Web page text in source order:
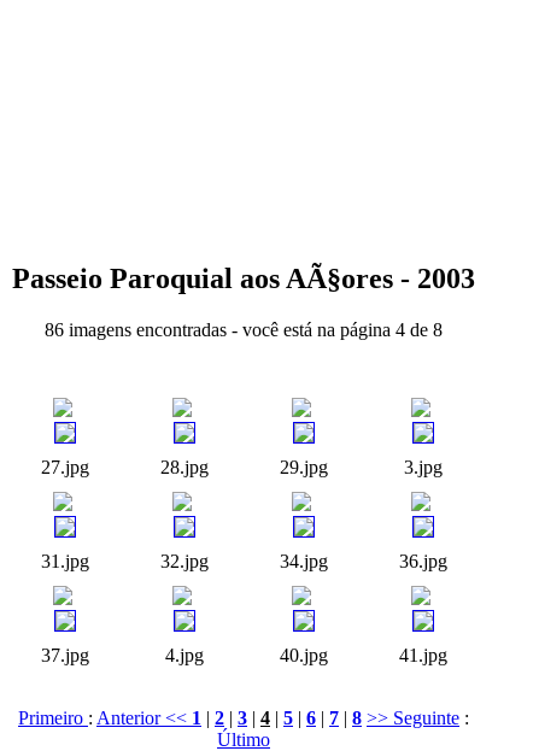
Passeio Paroquial aos AÃ§ores - 2003
86 imagens encontradas - você está na página 4 de 8
27.jpg 28.jpg 29.jpg 3.jpg
31.jpg 32.jpg 34.jpg 36.jpg
37.jpg 4.jpg 40.jpg 41.jpg
Primeiro : Anterior << 1 | 2 | 3 | 4 | 5 | 6 | 7 | 8 >> Seguinte :
Último